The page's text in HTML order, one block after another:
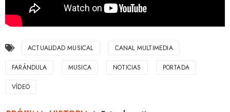
ACTUALIDAD MUSICAL CANAL MULTIMEDIA
FARÁNDULA MUSICA NOTICIAS PORTADA
VÍDEO